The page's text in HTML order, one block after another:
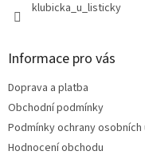
klubicka_u_listicky
Informace pro vás
Doprava a platba
Obchodní podmínky
Podmínky ochrany osobních
Hodnocení obchodu